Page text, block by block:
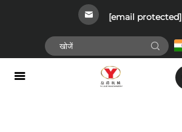
[email protected]